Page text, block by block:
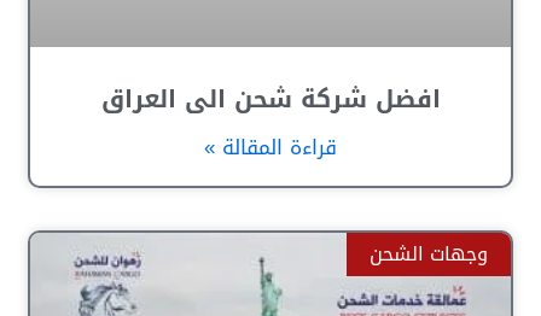
افضل شركة شحن الى العراق
قراءة المقالة »
وجهات الشحن